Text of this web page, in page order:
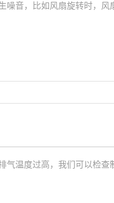
噪音，比如风扇旋转时，
气温度过高，我们可以检